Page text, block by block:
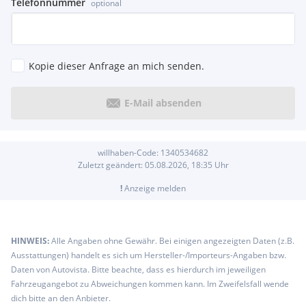
Ausstattungsabweichung, Irrtum und Eingabefehler
Gewähr.
optional
Kopie dieser Anfrage an mich senden.
E-Mail absenden
willhaben-Code: 1340534682
Zuletzt geändert: 05.08.2026, 18:35 Uhr
!Anzeige melden
HINWEIS:Alle Angaben ohne Gewähr. Bei einigen angezeigten Daten (z.B.
Ausstattungen) handelt es sich um Hersteller-/Importeurs-Angaben bzw.
Daten von Autovista. Bitte beachte, dass es hierdurch im jeweiligen
Fahrzeugangebot zu Abweichungen kommen kann. Im Zweifelsfall wende
dich bitte an den Anbieter.